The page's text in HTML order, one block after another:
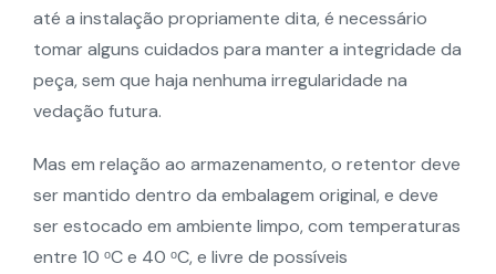
até a instalação propriamente dita, é necessário
tomar alguns cuidados para manter a integridade da
peça, sem que haja nenhuma irregularidade na
vedação futura.
Mas em relação ao armazenamento, o retentor deve
ser mantido dentro da embalagem original, e deve
ser estocado em ambiente limpo, com temperaturas
entre 10 ᵒC e 40 ᵒC, e livre de possíveis